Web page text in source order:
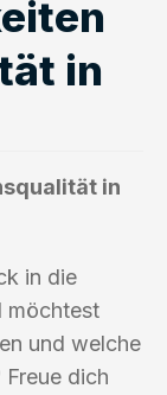
in
in
in die
möchtest
und welche
dich